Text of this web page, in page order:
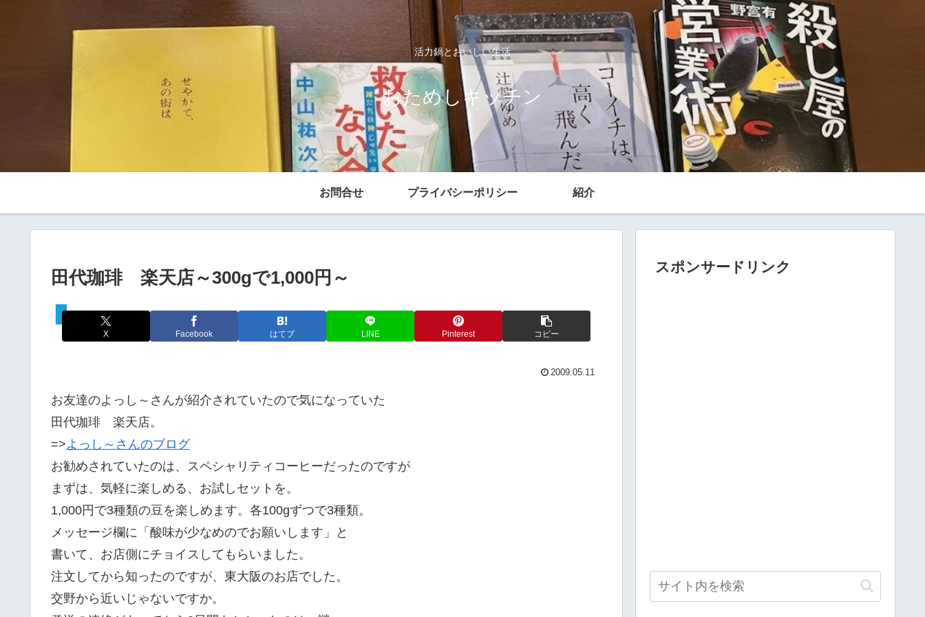
活力鍋とおいしい生活
おためしキッチン
お問合せ プライバシーポリシー 紹介
田代珈琲 楽天店～300gで1,000円～
カフェタイム
X Facebook はてブ LINE Pinterest コピー
2009.05.11
お友達のよっし～さんが紹介されていたので気になっていた
田代珈琲 楽天店。
=>よっし～さんのブログ
お勧めされていたのは、スペシャリティコーヒーだったのですが
まずは、気軽に楽しめる、お試しセットを。
1,000円で3種類の豆を楽しめます。各100gずつで3種類。
メッセージ欄に「酸味が少なめのでお願いします」と
書いて、お店側にチョイスしてもらいました。
注文してから知ったのですが、東大阪のお店でした。
交野から近いじゃないですか。
スポンサードリンク